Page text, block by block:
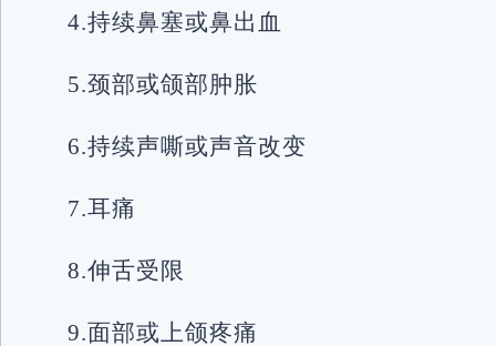
4.持续鼻塞或鼻出血
5.颈部或颌部肿胀
6.持续声嘶或声音改变
7.耳痛
8.伸舌受限
9.面部或上颌疼痛